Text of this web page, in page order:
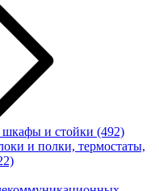
и стойки (492)
и полки, термостаты,